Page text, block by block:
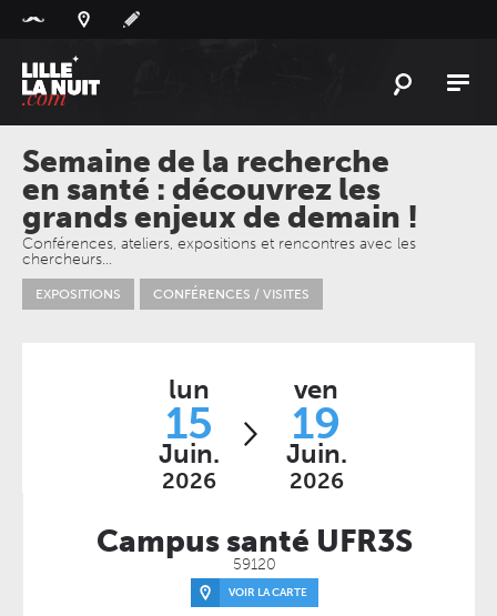
L'ACTU
L'AGENDA
LESLIEUX
LIVEREPORT
ÀGAGNER
Semaine de la recherche
en santé : découvrez les
grands enjeux de demain !
Conférences, ateliers, expositions et rencontres avec les
chercheurs…
EXPOSITIONS CONFÉRENCES / VISITES
lun
15
Juin.
2026
ven
19
Juin.
2026
Campus santé UFR3S
59120
VOIR LA CARTE
Panneau de gestion des cookies